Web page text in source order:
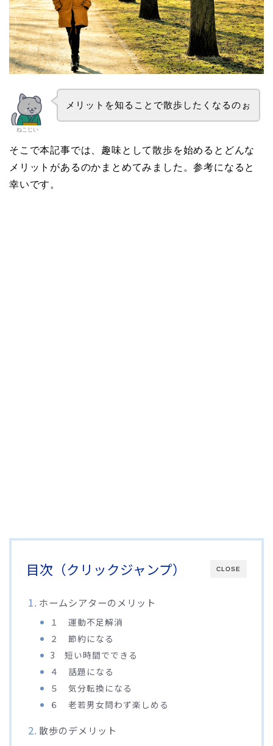
ねこじい
メリットを知ることで散歩したくなるのぉ
そこで本記事では、趣味として散歩を始めるとどんな
メリットがあるのかまとめてみました。参考になると
幸いです。
CLOSE
目次（クリックジャンプ）
ホームシアターのメリット
１ 運動不足解消
２ 節約になる
3 短い時間でできる
４ 話題になる
５ 気分転換になる
６ 老若男女問わず楽しめる
散歩のデメリット